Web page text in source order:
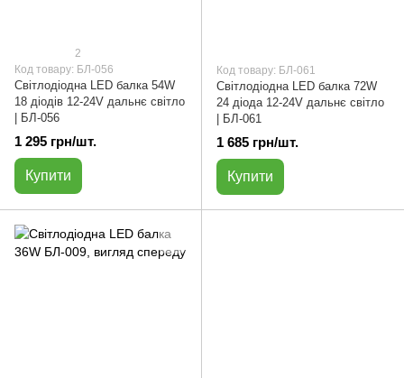
2
Код товару: БЛ-056
Cвітлодіодна LED балка 54W
18 діодів 12-24V дальнє світло
| БЛ-056
1 295 грн/шт.
Купити
Код товару: БЛ-061
Cвітлодіодна LED балка 72W
24 діода 12-24V дальнє світло
| БЛ-061
1 685 грн/шт.
Купити